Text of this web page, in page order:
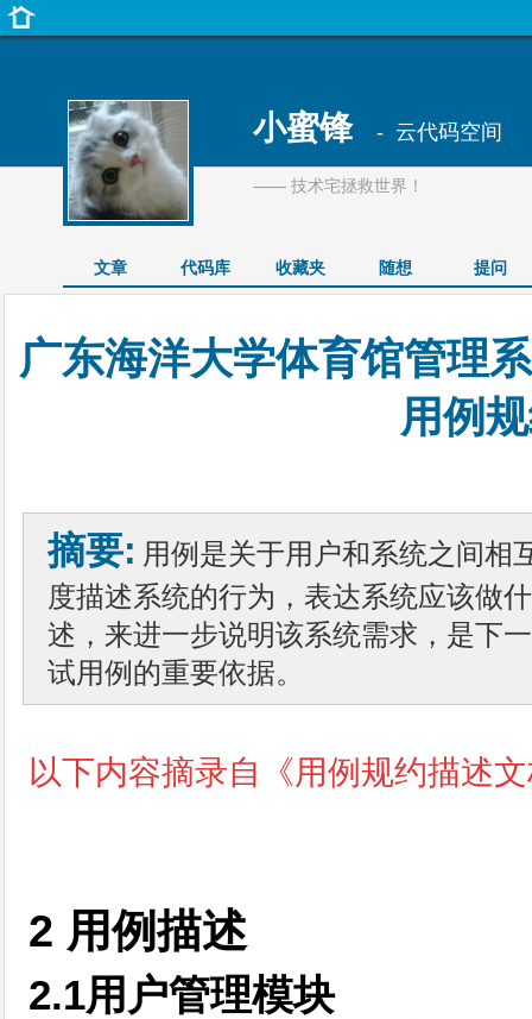
小蜜锋- 云代码空间
—— 技术宅拯救世界！
文章 代码库 收藏夹 随想 提问
广东海洋大学体育馆管理
用例
摘要: 用例是关于用户和系统之间相
度描述系统的行为，表达系统应该做
述，来进一步说明该系统需求，是下
试用例的重要依据。
以下内容摘录自《用例规约描述
2 用例描述
2.1用户管理模块